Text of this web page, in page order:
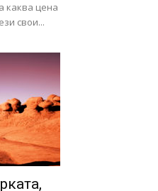
каква цена
свои...